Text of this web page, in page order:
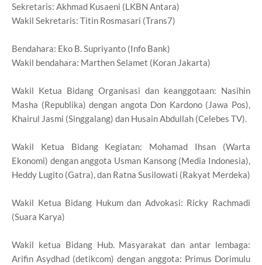
Sekretaris: Akhmad Kusaeni (LKBN Antara)
Wakil Sekretaris: Titin Rosmasari (Trans7)
Bendahara: Eko B. Supriyanto (Info Bank)
Wakil bendahara: Marthen Selamet (Koran Jakarta)
Wakil Ketua Bidang Organisasi dan keanggotaan: Nasihin
Masha (Republika) dengan angota Don Kardono (Jawa Pos),
Khairul Jasmi (Singgalang) dan Husain Abdullah (Celebes TV).
Wakil Ketua Bidang Kegiatan: Mohamad Ihsan (Warta
Ekonomi) dengan anggota Usman Kansong (Media Indonesia),
Heddy Lugito (Gatra), dan Ratna Susilowati (Rakyat Merdeka)
Wakil Ketua Bidang Hukum dan Advokasi: Ricky Rachmadi
(Suara Karya)
Wakil ketua Bidang Hub. Masyarakat dan antar lembaga:
Arifin Asydhad (detikcom) dengan anggota: Primus Dorimulu